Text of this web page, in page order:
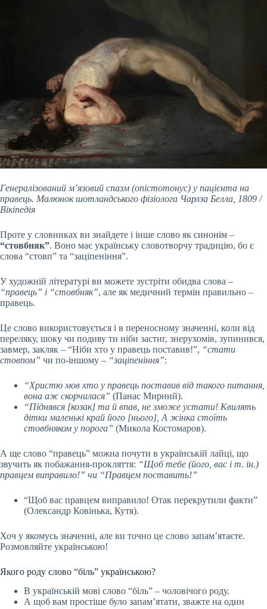
Генералізований м’язовий спазм (опістотонус) у пацієнта на
правець. Малюнок шотландського фізіолога Чарлза Белла, 1809 /
Вікіпедія
Проте у словниках ви знайдете і інше слово як синонім –
“стовбняк”. Воно має українську словотворчу традицію, бо є
слова “стовп” та “заціпеніння”.
У художній літературі ви можете зустріти обидва слова –
“правець” і “стовбняк”, але як медичний термін правильно –
правець.
Це слово використовується і в переносному значенні, коли від
переляку, шоку чи подиву ти ніби застиг, знерухомів, зупинився,
завмер, закляк – “Ніби хто у правець поставив!”, “стати
стовпом” чи по-іншому – “заціпеніння”:
“Христю мов хто у правець поставив від такого питання,
вона аж скорчилася” (Панас Мирний).
“Піднявся [козак] та й впав, не зможе устати! Квилять
дітки маленькі край його [нього], А жінка стоїть
стовбняком у порога” (Микола Костомаров).
А ще слово “правець” можна почути в українській лайці, що
звучить як побажання-прокляття: “Щоб тебе (його, вас і т. ін.)
правцем виправило!” чи “Правцем поставить!”
“Щоб вас правцем виправило! Отак перекрутили факти”
(Олександр Ковінька, Кутя).
Хоч у якомусь значенні, але ви точно це слово запам’ятаєте.
Розмовляйте українською!
Якого роду слово “біль” українською?
В українській мові слово “біль” – чоловічого роду.
А щоб вам простіше було запам’ятати, зважте на один